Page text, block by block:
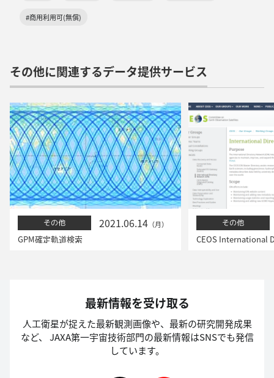
#商用利用可(無償)
その他に関連するデータ提供サービス
その他 2021.06.14 （月）
GPM確定軌道検索
その他
最新情報を受け取る
人工衛星が捉えた最新観測画像や、最新の研究開発成果
など、
JAXA第一宇宙技術部門の最新情報はSNSでも発信
しています。